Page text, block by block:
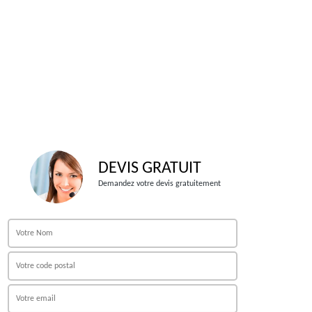
DEVIS GRATUIT
Demandez votre devis gratuitement